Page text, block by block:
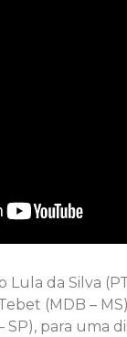
Lula da Silva
(MDB –
SP), para uma